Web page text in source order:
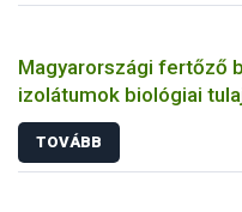
Magyarországi fertőző
izolátumok biológiai
állatkísérletes és
TOVÁBB